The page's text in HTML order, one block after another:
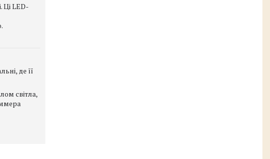
Ці LED-
де її
світла,